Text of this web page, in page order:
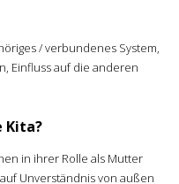
/ verbundenes System,
Einfluss auf die anderen
Kita?
in ihrer Rolle als Mutter
Unverständnis von außen